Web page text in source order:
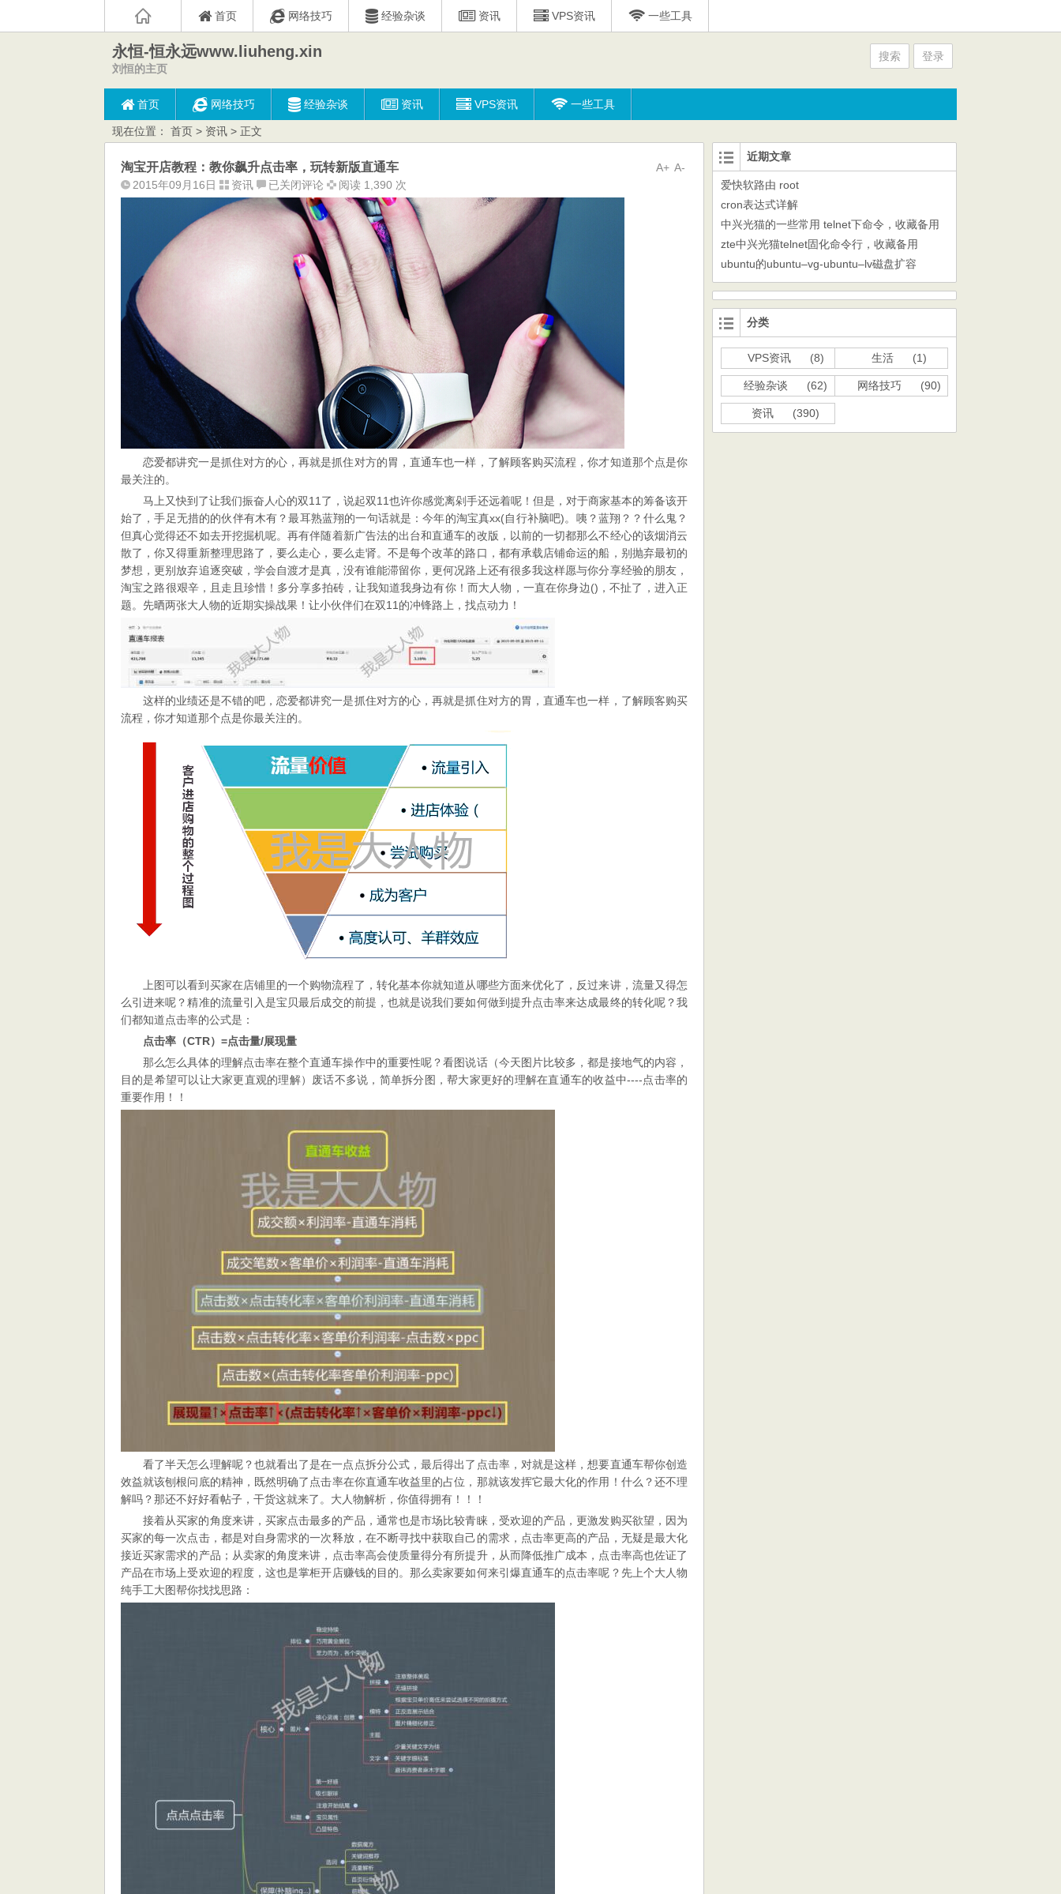
首页 网络技巧 经验杂谈 资讯 VPS资讯 一些工具
永恒-恒永远www.liuheng.xin
刘恒的主页
搜索 登录
首页 网络技巧 经验杂谈 资讯 VPS资讯 一些工具
现在位置： 首页 > 资讯 > 正文
A-
A+
淘宝开店教程：教你飙升点击率，玩转新版直通车
2015年09月16日 资讯
淘
宝
开
转
版
通
车
已关闭评论 阅读 1,390 次
恋爱都讲究一是抓住对方的心，再就是抓住对方的胃，直通车也一样，了解顾客购买流程，你才知道那个点是你
最关注的。
马上又快到了让我们振奋人心的双11了，说起双11也许你感觉离剁手还远着呢！但是，对于商家基本的筹备该开
始了，手足无措的的伙伴有木有？最耳熟蓝翔的一句话就是：今年的淘宝真xx(自行补脑吧)。咦？蓝翔？？什么鬼？
但真心觉得还不如去开挖掘机呢。再有伴随着新广告法的出台和直通车的改版，以前的一切都那么不经心的该烟消云
散了，你又得重新整理思路了，要么走心，要么走肾。不是每个改革的路口，都有承载店铺命运的船，别抛弃最初的
梦想，更别放弃追逐突破，学会自渡才是真，没有谁能滞留你，更何况路上还有很多我这样愿与你分享经验的朋友，
淘宝之路很艰辛，且走且珍惜！多分享多拍砖，让我知道我身边有你！而大人物，一直在你身边()，不扯了，进入正
题。先晒两张大人物的近期实操战果！让小伙伴们在双11的冲锋路上，找点动力！
这样的业绩还是不错的吧，恋爱都讲究一是抓住对方的心，再就是抓住对方的胃，直通车也一样，了解顾客购买
流程，你才知道那个点是你最关注的。
上图可以看到买家在店铺里的一个购物流程了，转化基本你就知道从哪些方面来优化了，反过来讲，流量又得怎
么引进来呢？精准的流量引入是宝贝最后成交的前提，也就是说我们要如何做到提升点击率来达成最终的转化呢？我
们都知道点击率的公式是：
点击率（CTR）=点击量/展现量
那么怎么具体的理解点击率在整个直通车操作中的重要性呢？看图说话（今天图片比较多，都是接地气的内容，
目的是希望可以让大家更直观的理解）废话不多说，简单拆分图，帮大家更好的理解在直通车的收益中----点击率的
重要作用！！
看了半天怎么理解呢？也就看出了是在一点点拆分公式，最后得出了点击率，对就是这样，想要直通车帮你创造
效益就该刨根问底的精神，既然明确了点击率在你直通车收益里的占位，那就该发挥它最大化的作用！什么？还不理
解吗？那还不好好看帖子，干货这就来了。大人物解析，你值得拥有！！！
接着从买家的角度来讲，买家点击最多的产品，通常也是市场比较青睐，受欢迎的产品，更激发购买欲望，因为
买家的每一次点击，都是对自身需求的一次释放，在不断寻找中获取自己的需求，点击率更高的产品，无疑是最大化
接近买家需求的产品；从卖家的角度来讲，点击率高会使质量得分有所提升，从而降低推广成本，点击率高也佐证了
产品在市场上受欢迎的程度，这也是掌柜开店赚钱的目的。那么卖家要如何来引爆直通车的点击率呢？先上个大人物
纯手工大图帮你找找思路：
近期文章
爱快软路由 root
cron表达式详解
中兴光猫的一些常用 telnet下命令，收藏备用
zte中兴光猫telnet固化命令行，收藏备用
ubuntu的ubuntu–vg-ubuntu–lv磁盘扩容
分类
VPS资讯 (8) 生活 (1)
经验杂谈 (62) 网络技巧 (90)
资讯 (390)